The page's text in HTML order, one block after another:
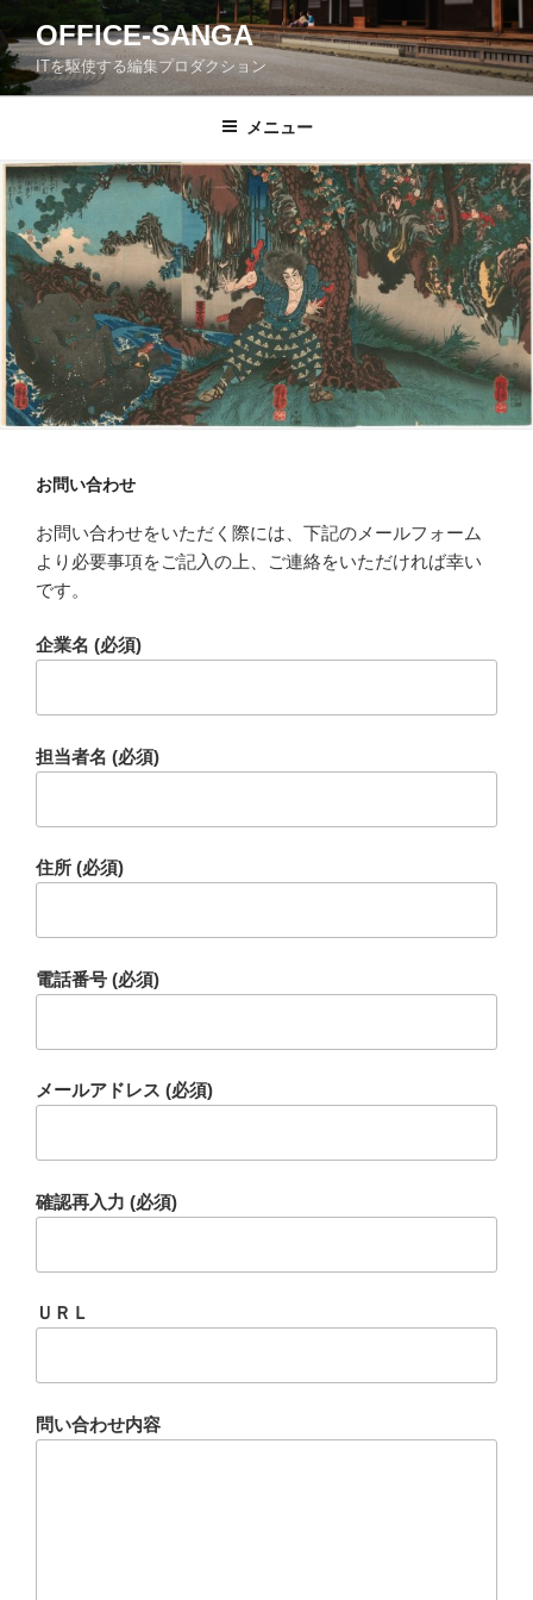
ン
テ
ン
ス
キ
ッ
プ
OFFICE-SANGA
ITを駆使する編集プロダクション
メニュー
お問い合わせ
お問い合わせをいただく際には、下記のメールフォーム
より必要事項をご記入の上、ご連絡をいただければ幸い
です。
企業名 (必須)
担当者名 (必須)
住所 (必須)
電話番号 (必須)
メールアドレス (必須)
確認再入力 (必須)
ＵＲＬ
問い合わせ内容